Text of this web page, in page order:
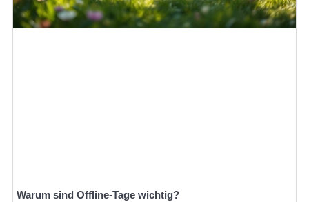
Warum sind Offline-Tage wichtig?